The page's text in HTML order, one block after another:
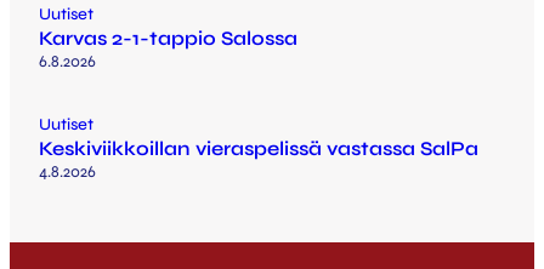
Uutiset
Karvas 2-1-tappio Salossa
6.8.2026
Uutiset
Keskiviikkoillan vieraspelissä vastassa SalPa
4.8.2026